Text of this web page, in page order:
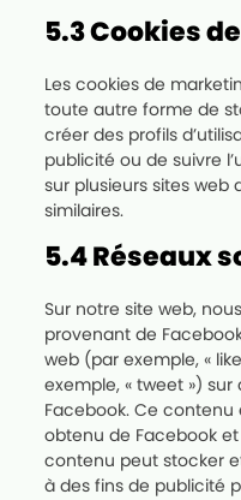
5.3 Cookies
Les cookies de
toute autre forme de
créer des profils
publicité ou de suivre
sur plusieurs sites web
similaires.
5.4 Réseaux
Sur notre site web,
provenant de
web (par exemple, «
exemple, « tweet »)
Facebook. Ce
obtenu de Facebook
contenu peut stocker
à des fins de publicité